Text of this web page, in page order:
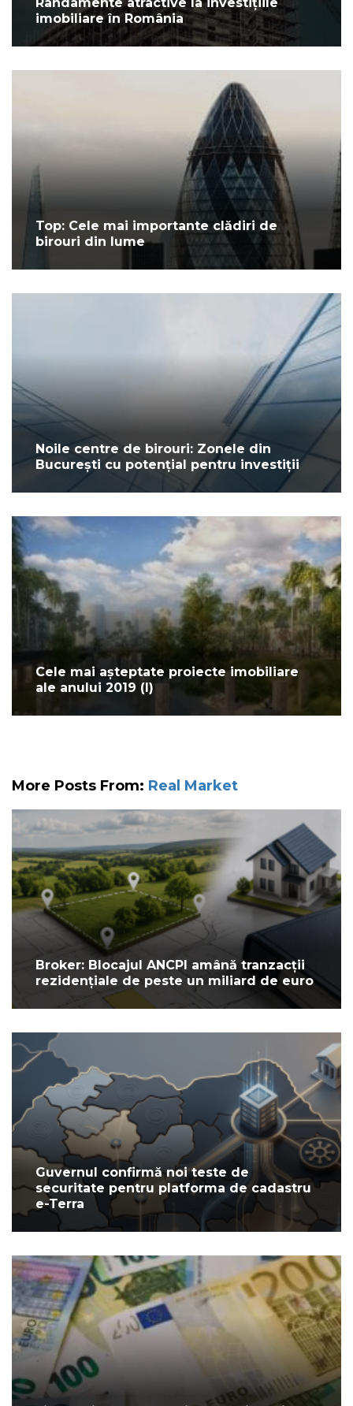
imobiliare în România
Top: Cele mai importante clădiri de
birouri din lume
Noile centre de birouri: Zonele din
București cu potențial pentru investiții
Cele mai așteptate proiecte imobiliare
ale anului 2019 (I)
More Posts From: Real Market
Broker: Blocajul ANCPI amână tranzacții
rezidențiale de peste un miliard de euro
Guvernul confirmă noi teste de
securitate pentru platforma de cadastru
e-Terra